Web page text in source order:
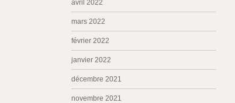
avril 2022
mars 2022
février 2022
janvier 2022
décembre 2021
novembre 2021